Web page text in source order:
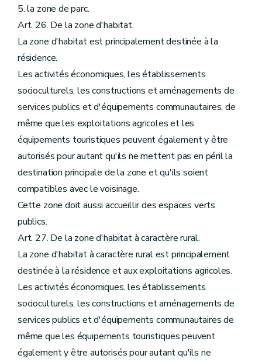
5. la zone de parc.
Art. 26. De la zone d'habitat.
La zone d'habitat est principalement destinée à la
résidence.
Les activités économiques, les établissements
socioculturels, les constructions et aménagements de
services publics et d'équipements communautaires, de
même que les exploitations agricoles et les
équipements touristiques peuvent également y être
autorisés pour autant qu'ils ne mettent pas en péril la
destination principale de la zone et qu'ils soient
compatibles avec le voisinage.
Cette zone doit aussi accueillir des espaces verts
publics.
Art. 27. De la zone d'habitat à caractère rural.
La zone d'habitat à caractère rural est principalement
destinée à la résidence et aux exploitations agricoles.
Les activités économiques, les établissements
socioculturels, les constructions et aménagements de
services publics et d'équipements communautaires de
même que les équipements touristiques peuvent
également y être autorisés pour autant qu'ils ne